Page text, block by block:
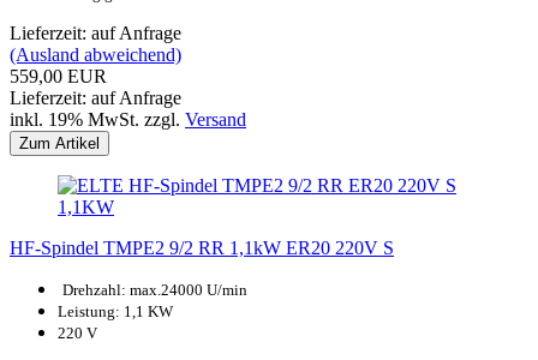
Lieferzeit: auf Anfrage
(Ausland abweichend)
559,00 EUR
Lieferzeit: auf Anfrage
inkl. 19% MwSt. zzgl. Versand
Zum Artikel
HF-Spindel TMPE2 9/2 RR 1,1kW ER20 220V S
Drehzahl: max.24000 U/min
Leistung: 1,1 KW
220 V